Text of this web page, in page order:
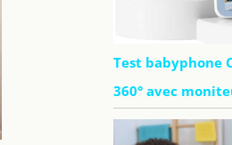
Test babyphone
360° avec